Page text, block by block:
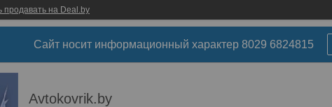
продавать на Deal.by
Сайт носит информационный характер 8029 6824815
Avtokovrik.by